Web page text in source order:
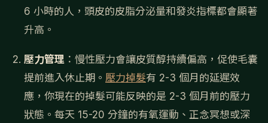
6 小時的人，頭皮的皮脂分泌量和發炎指標都會顯著
升高。
壓力管理 ：慢性壓力會讓皮質醇持續偏高，促使毛囊
提前進入休止期。 壓力掉髮有 2-3 個月的延遲效
應，你現在的掉髮可能反映的是 2-3 個月前的壓力
狀態。每天 15-20 分鐘的有氧運動、正念冥想或深